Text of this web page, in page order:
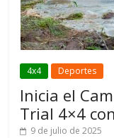
4x4 Deportes
Inicia el
Trial 4×4
9 de julio de 2025